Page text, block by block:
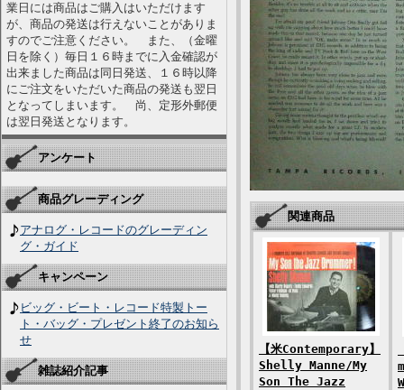
業日には商品はご購入はいただけます
が、商品の発送は行えないことがありま
すのでご注意ください。 また、（金曜
日を除く）毎日１６時までに入金確認が
出来ました商品は同日発送、１６時以降
にご注文をいただいた商品の発送も翌日
となってしまいます。 尚、定形外郵便
は翌日発送となります。
アンケート
商品グレーディング
アナログ・レコードのグレーディン
グ・ガイド
キャンペーン
ビッグ・ビート・レコード特製トー
ト・バッグ・プレゼント終了のお知ら
せ
雑誌紹介記事
関連商品
【米Contemporary】
Shelly Manne/My
Son The Jazz